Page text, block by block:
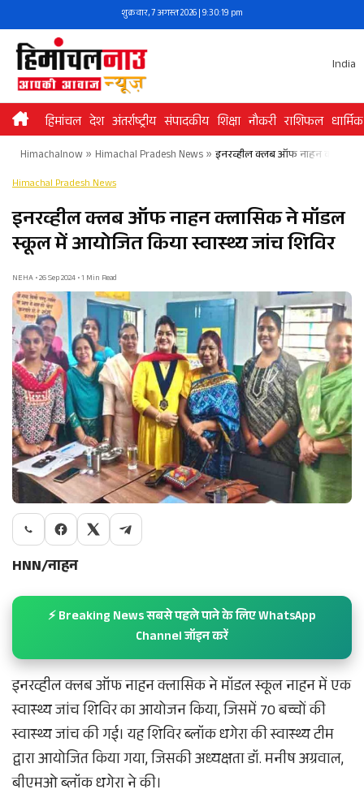
to
content
शुक्रवार, 7 अगस्त 2026 | 9:30:19 pm
India
हिमांचल देश अंतर्राष्ट्रीय संपादकीय शिक्षा नौकरी राशिफल धार्मिक
Himachalnow» Himachal Pradesh News» इनरव्हील क्लब ऑफ नाहन क्लासिक
Himachal Pradesh News
इनरव्हील क्लब ऑफ नाहन क्लासिक ने मॉडल
स्कूल में आयोजित किया स्वास्थ्य जांच शिविर
NEHA • 26 Sep 2024 • 1 Min Read
HNN/नाहन
⚡ Breaking News सबसे पहले पाने के लिए WhatsApp
Channel जॉइन करें
इनरव्हील क्लब ऑफ नाहन क्लासिक ने मॉडल स्कूल नाहन में एक
स्वास्थ्य जांच शिविर का आयोजन किया, जिसमें 70 बच्चों की
स्वास्थ्य जांच की गई। यह शिविर ब्लॉक धगेरा की स्वास्थ्य टीम
द्वारा आयोजित किया गया, जिसकी अध्यक्षता डॉ. मनीष अग्रवाल,
बीएमओ ब्लॉक धगेरा ने की।